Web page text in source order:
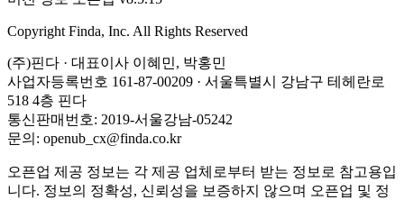
Copyright Finda, Inc. All Rights Reserved
(주)핀다 · 대표이사 이혜민, 박홍민
사업자등록번호 161-87-00209 · 서울특별시 강남구 테헤란로
518 4층 핀다
통신판매번호: 2019-서울강남-05242
문의: openub_cx@finda.co.kr
오픈업 제공 정보는 각 제공 업체로부터 받는 정보로 참고용입
니다. 정보의 정확성, 신뢰성을 보증하지 않으며 오픈업 및 정